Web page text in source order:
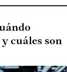
cuáles son